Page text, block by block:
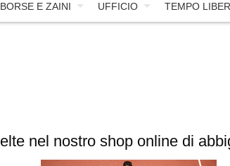
BORSE E ZAINI UFFICIO TEMPO
nel nostro shop online di